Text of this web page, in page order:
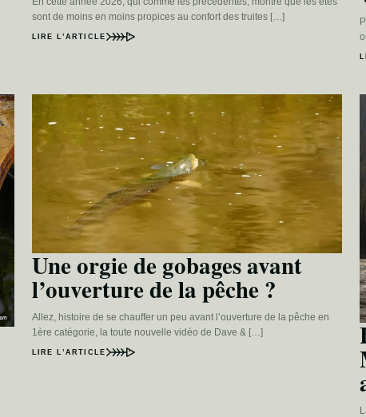
sont de moins en moins propices au confort des truites […]
LIRE L’ARTICLE
Une orgie de gobages avant
l’ouverture de la pêche ?
Allez, histoire de se chauffer un peu avant l’ouverture de la pêche en
1ère catégorie, la toute nouvelle vidéo de Dave & […]
LIRE L’ARTICLE